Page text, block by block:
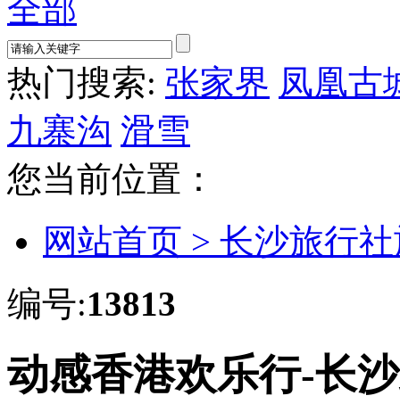
全部
热门搜索: 张家界 凤凰古
九寨沟 滑雪
您当前位置：
网站首页 > 长沙旅行
编号:13813
动感香港欢乐行-长